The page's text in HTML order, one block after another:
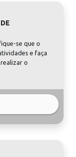
se que o
e faça
o